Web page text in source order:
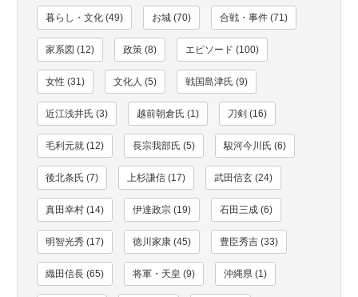
暮らし・文化 (49) お城 (70) 合戦・事件 (71)
家系図 (12) 政策 (8) エピソード (100)
女性 (31) 文化人 (5) 戦国島津氏 (9)
近江浅井氏 (3) 越前朝倉氏 (1) 刀剣 (16)
毛利元就 (12) 長宗我部氏 (5) 駿河今川氏 (6)
後北条氏 (7) 上杉謙信 (17) 武田信玄 (24)
真田幸村 (14) 伊達政宗 (19) 石田三成 (6)
明智光秀 (17) 徳川家康 (45) 豊臣秀吉 (33)
織田信長 (65) 将軍・天皇 (9) 沖縄県 (1)